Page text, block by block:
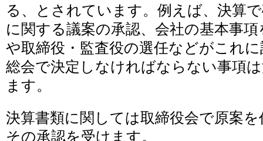
る、とされています。例えば、決算
に関する議案の承認、会社の基本事
や取締役・監査役の選任などがこれ
総会で決定しなければならない事項
ます。
決算書類に関しては取締役会で原案
その承認を受けます。